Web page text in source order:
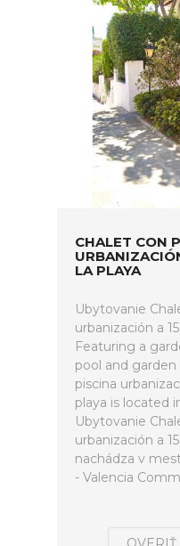
CHALET CON
LA PLAYA
Ubytovanie
urbanización a
Featuring a
pool and
piscina
playa is located
Ubytovanie
urbanización a
nachádza v
- Valencia